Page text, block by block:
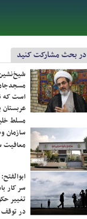
در بحث مشارکت کنید
است که
مسلط
سازمان
معافیت
سر کار
تغییر
در